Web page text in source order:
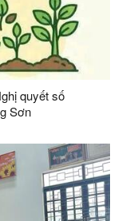
quyết số
Sơn